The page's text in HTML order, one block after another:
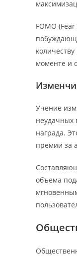
FOMO
моменте и
Учение
неудачных
награда.
премии за
объема